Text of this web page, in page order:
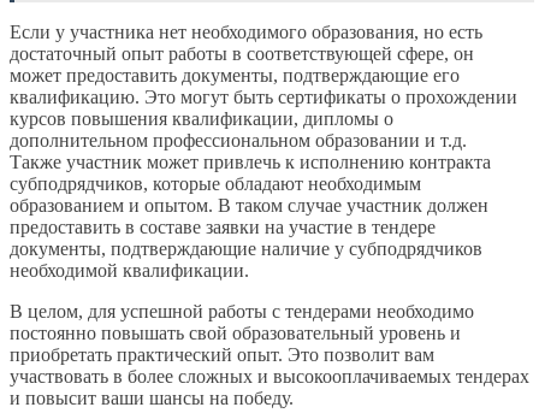
Если у участника нет необходимого образования, но есть
достаточный опыт работы в соответствующей сфере, он
может предоставить документы, подтверждающие его
квалификацию. Это могут быть сертификаты о прохождении
курсов повышения квалификации, дипломы о
дополнительном профессиональном образовании и т.д.
Также участник может привлечь к исполнению контракта
субподрядчиков, которые обладают необходимым
образованием и опытом. В таком случае участник должен
предоставить в составе заявки на участие в тендере
документы, подтверждающие наличие у субподрядчиков
необходимой квалификации.
В целом, для успешной работы с тендерами необходимо
постоянно повышать свой образовательный уровень и
приобретать практический опыт. Это позволит вам
участвовать в более сложных и высокооплачиваемых тендерах
и повысит ваши шансы на победу.